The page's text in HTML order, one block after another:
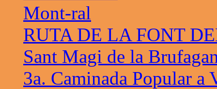
Mont-ral
RUTA DE LA FONT
Sant Magi de la
3a. Caminada Popular a